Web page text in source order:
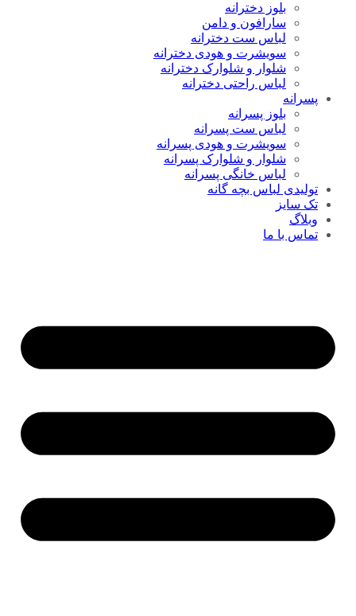
بلوز دخترانه
سارافون و دامن
لباس ست دخترانه
سویشرت و هودی دخترانه
شلوار و شلوارک دخترانه
لباس راحتی دخترانه
پسرانه
بلوز پسرانه
لباس ست پسرانه
سویشرت و هودی پسرانه
شلوار و شلوارک پسرانه
لباس خانگی پسرانه
تولیدی لباس بچه گانه
تک سایز
وبلاگ
تماس با ما